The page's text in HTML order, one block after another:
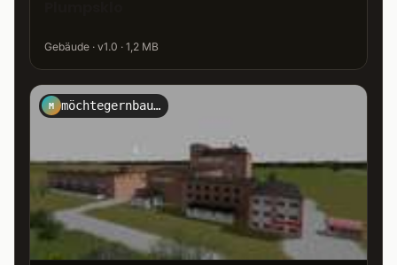
Gebäude · v1.0 · 1,2 MB
M möchtegernbauer